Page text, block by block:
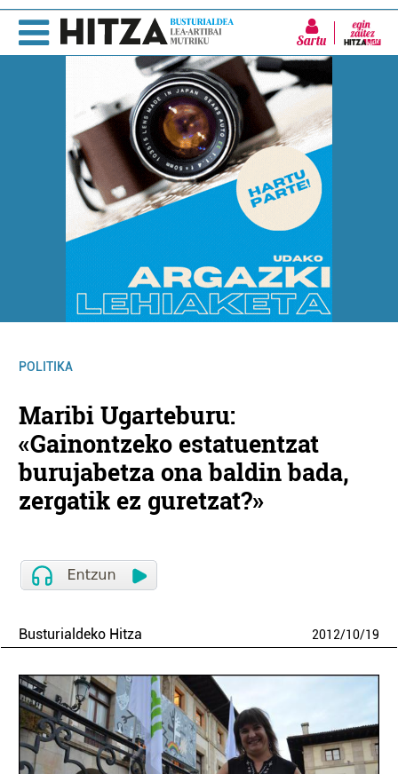
Sartu
POLITIKA
Maribi Ugarteburu:
«Gainontzeko estatuentzat
burujabetza ona baldin bada,
zergatik ez guretzat?»
Busturialdeko Hitza 2012/10/19